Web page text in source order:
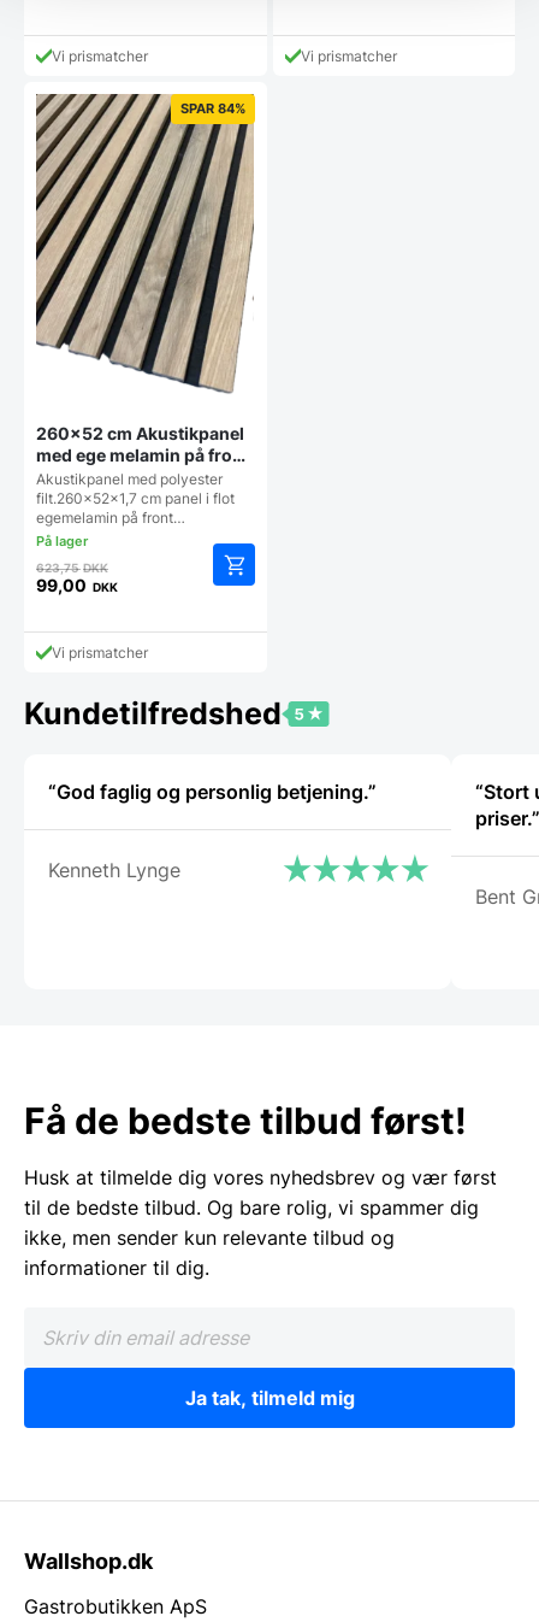
var:
199,00 DKK.
aktuelle
pris
69,00 DKK.
Vi prismatcher
var:
299,00 DKK.
aktuelle
prisVi prismatcher
SPAR 84%
260×52 cm Akustikpanel
med ege melamin på front
(kan have små skader i
ender og på kanter)
Akustikpanel med polyester
filt.260x52x1,7 cm panel i flot
egemelamin på front…
623,75DKKDen
oprindelige
var:
623,75 DKK.
99,00 DKK
aktuelle
prisVi prismatcher
Kundetilfredshed
“God faglig og personlig betjening.”
Kenneth Lynge
“Stort
priser.”
Bent
Få de bedste tilbud først!
Husk at tilmelde dig vores nyhedsbrev og vær først
til de bedste tilbud. Og bare rolig, vi spammer dig
ikke, men sender kun relevante tilbud og
informationer til dig.
Ja tak, tilmeld mig
Wallshop.dk
Gastrobutikken ApS